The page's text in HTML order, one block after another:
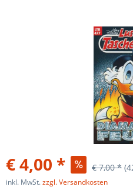
€ 4,00 * € 7,00 *
inkl. MwSt.zzgl. Versandkosten